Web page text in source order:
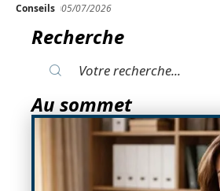
Conseils 05/07/2026
Recherche
Au sommet